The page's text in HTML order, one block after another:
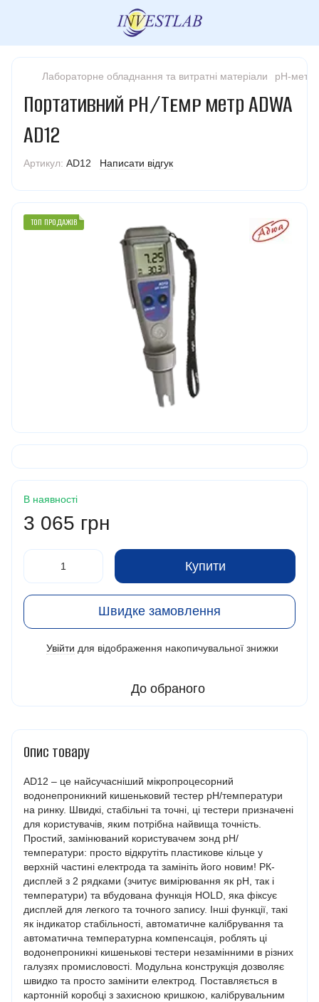
Лабораторне обладнання та витратні матеріали pH-
Портативний pH/Temp метр ADWA
AD12
Артикул: AD12 Написати відгук
ТОП ПРОДАЖІВ
В наявності
3 065 грн
Купити
Швидке замовлення
Увійти для відображення накопичувальної знижки
До обраного
Опис товару
AD12 – це найсучасніший мікропроцесорний
водонепроникний кишеньковий тестер pH/температури
на ринку. Швидкі, стабільні та точні, ці тестери призначені
для користувачів, яким потрібна найвища точність.
Простий, замінюваний користувачем зонд pH/
температури: просто відкрутіть пластикове кільце у
верхній частині електрода та замініть його новим! РК-
дисплей з 2 рядками (зчитує вимірювання як pH, так і
температури) та вбудована функція HOLD, яка фіксує
дисплей для легкого та точного запису. Інші функції, такі
як індикатор стабільності, автоматичне калібрування та
автоматична температурна компенсація, роблять ці
водонепроникні кишенькові тестери незамінними в різних
галузях промисловості. Модульна конструкція дозволяє
швидко та просто замінити електрод. Поставляється в
картонній коробці з захисною кришкою, калібрувальним